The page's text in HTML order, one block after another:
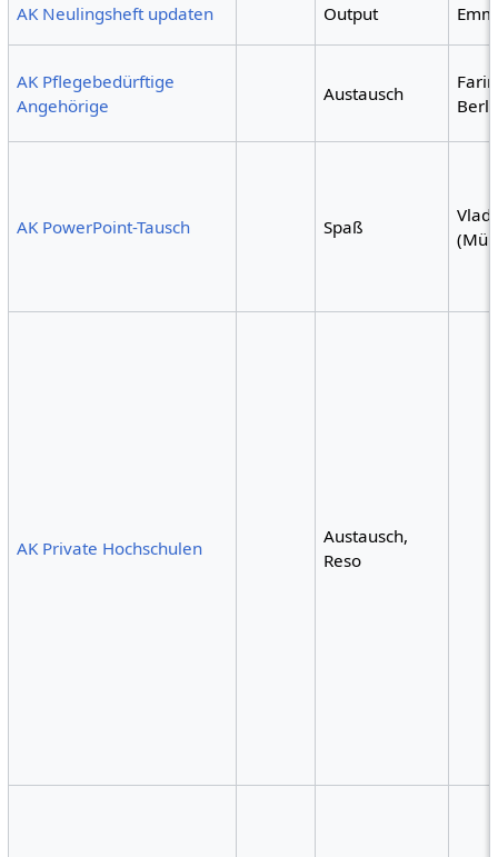
AK Neulingsheft updaten Output
AK Pflegebedürftige
Angehörige
Austausch
AK PowerPoint-Tausch Spaß
Vlad
AK Private Hochschulen
Austausch,
Reso